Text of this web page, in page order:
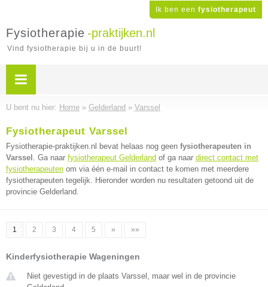
Ik ben een fysiotherapeut
Fysiotherapie -praktijken.nl
Vind fysiotherapie bij u in de buurt!
U bent nu hier: Home » Gelderland » Varssel
Fysiotherapeut Varssel
Fysiotherapie-praktijken.nl bevat helaas nog geen fysiotherapeuten in
Varssel . Ga naar fysiotherapeut Gelderland of ga naar direct contact met
fysiotherapeuten om via één e-mail in contact te komen met meerdere
fysiotherapeuten tegelijk. Hieronder worden nu resultaten getoond uit de
provincie Gelderland.
1 2 3 4 5 » »»
Kinderfysiotherapie Wageningen
Niet gevestigd in de plaats Varssel, maar wel in de provincie